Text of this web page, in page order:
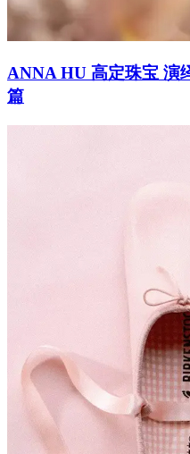
ANNA HU 高定珠宝 演
篇